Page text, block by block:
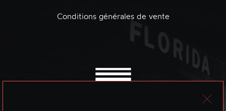
Conditions générales de vente